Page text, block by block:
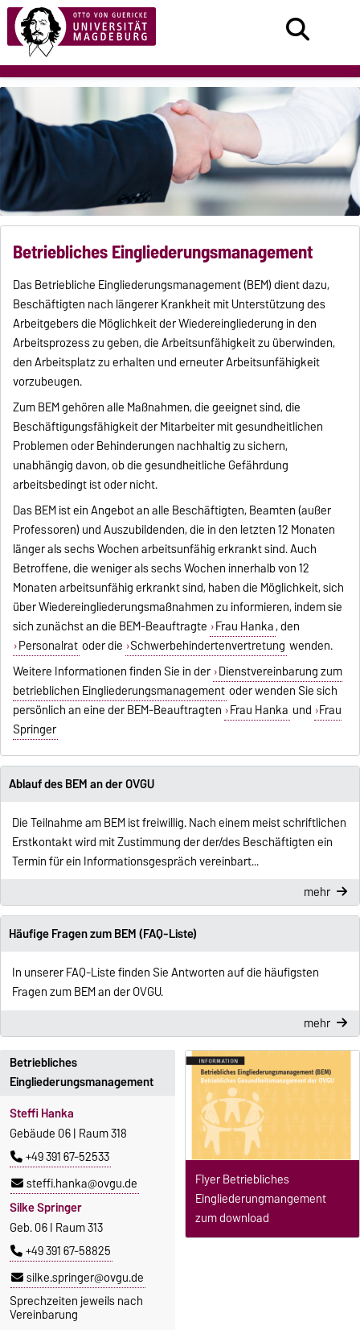
Betriebliches Eingliederungsmanagement
Das Betriebliche Eingliederungsmanagement (BEM) dient dazu,
Beschäftigten nach längerer Krankheit mit Unterstützung des
Arbeitgebers die Möglichkeit der Wiedereingliederung in den
Arbeitsprozess zu geben, die Arbeitsunfähigkeit zu überwinden,
den Arbeitsplatz zu erhalten und erneuter Arbeitsunfähigkeit
vorzubeugen.
Zum BEM gehören alle Maßnahmen, die geeignet sind, die
Beschäftigungsfähigkeit der Mitarbeiter mit gesundheitlichen
Problemen oder Behinderungen nachhaltig zu sichern,
unabhängig davon, ob die gesundheitliche Gefährdung
arbeitsbedingt ist oder nicht.
Das BEM ist ein Angebot an alle Beschäftigten, Beamten (außer
Professoren) und Auszubildenden, die in den letzten 12 Monaten
länger als sechs Wochen arbeitsunfähig erkrankt sind. Auch
Betroffene, die weniger als sechs Wochen in­nerhalb von 12
Monaten arbeitsunfähig erkrankt sind, haben die Möglichkeit, sich
über Wiedereingliederungsmaßnahmen zu informieren, indem sie
sich zunächst an die BEM-Beauftragte Frau Hanka, den
Personalrat oder die Schwerbehindertenvertretung wenden.
Weitere Informationen finden Sie in der Dienstvereinbarung zum
betrieblichen Eingliederungsmanagement oder wenden Sie sich
persönlich an eine der BEM-Beauftragten Frau Hanka und Frau
Springer
Ablauf des BEM an der OVGU
Die Teilnahme am BEM ist freiwillig. Nach einem meist schriftlichen
Erstkontakt wird mit Zustimmung der der/des Beschäftigten ein
Termin für ein Informationsgespräch vereinbart...
mehr
Häufige Fragen zum BEM (FAQ-Liste)
In unserer FAQ-Liste finden Sie Antworten auf die häufigsten
Fragen zum BEM an der OVGU.
mehr
Betriebliches
Eingliederungsmanagement
Steffi Hanka
Gebäude 06 | Raum 318
+49 391 67-52533
steffi.hanka@ovgu.de
Silke Springer
Geb. 06 I Raum 313
+49 391 67-58825
silke.springer@ovgu.de
Sprechzeiten jeweils nach
Vereinbarung
Flyer Betriebliches
Eingliederungmangement
zum download